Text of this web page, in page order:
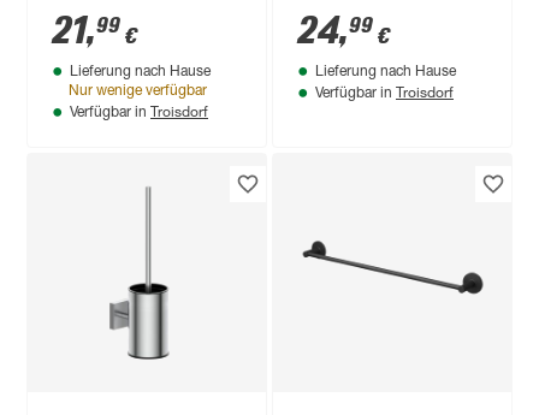
cm
21,99 €
Lieferung nach Hause
Nur wenige verfügbar
Verfügbar in Troisdorf
rund schwarz/weiß
24,99 €
Lieferung nach Hause
Verfügbar in Troisdorf